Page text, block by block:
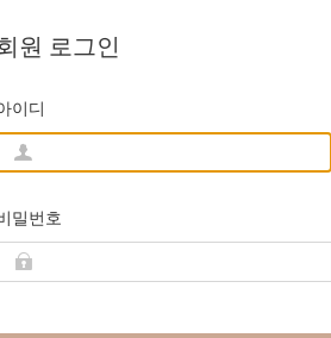
원 로그인
이디
밀번호